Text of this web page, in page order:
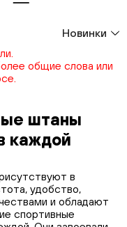
Новинки
общие слова или
штаны
каждой
в
удобство,
и обладают
спортивные